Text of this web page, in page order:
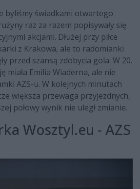
byliśmy świadkami otwartego
raz za razem popisywały się
akcjami. Dłużej przy piłce
z Krakowa, ale to radomianki
przed szansą zdobycia gola. W 20.
miała Emilia Wiaderna, ale nie
AZS-u. W kolejnych minutach
większa przewaga przyjezdnych,
połowy wynik nie uległ zmianie.
Wosztyl.eu - AZS